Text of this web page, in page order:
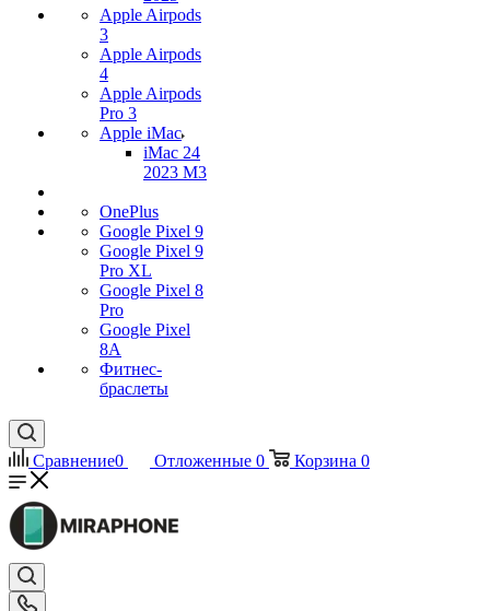
Apple Airpods
3
Apple Airpods
4
Apple Airpods
Pro 3
Apple iMac
iMac 24
2023 M3
OnePlus
Google Pixel 9
Google Pixel 9
Pro XL
Google Pixel 8
Pro
Google Pixel
8A
Фитнес-
браслеты
Сравнение0 Отложенные 0 Корзина 0